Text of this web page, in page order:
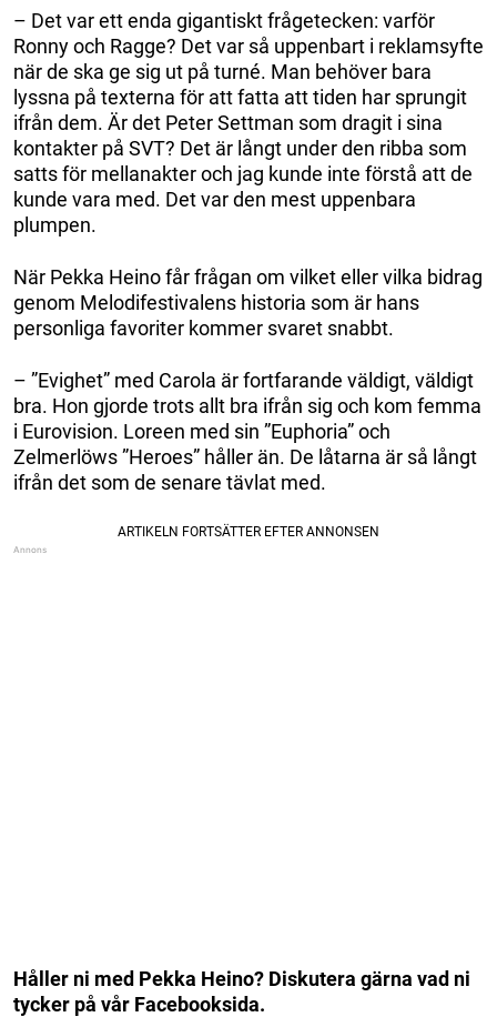
– Det var ett enda gigantiskt frågetecken: varför
Ronny och Ragge? Det var så uppenbart i reklamsyfte
när de ska ge sig ut på turné. Man behöver bara
lyssna på texterna för att fatta att tiden har sprungit
ifrån dem. Är det Peter Settman som dragit i sina
kontakter på SVT? Det är långt under den ribba som
satts för mellanakter och jag kunde inte förstå att de
kunde vara med. Det var den mest uppenbara
plumpen.
När Pekka Heino får frågan om vilket eller vilka bidrag
genom Melodifestivalens historia som är hans
personliga favoriter kommer svaret snabbt.
– ”Evighet” med Carola är fortfarande väldigt, väldigt
bra. Hon gjorde trots allt bra ifrån sig och kom femma
i Eurovision. Loreen med sin ”Euphoria” och
Zelmerlöws ”Heroes” håller än. De låtarna är så långt
ifrån det som de senare tävlat med.
Håller ni med Pekka Heino? Diskutera gärna vad ni
tycker på vår Facebooksida.